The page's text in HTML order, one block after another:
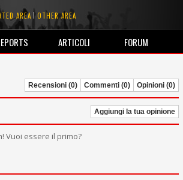
AREA OTHER AREA
ARTICOLI FORUM
Recensioni (0) Commenti (0) Opinioni (0)
Aggiungi la tua opinione
Vuoi essere il primo?